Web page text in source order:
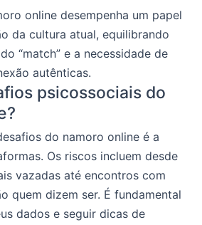
online desempenha um papel
da cultura atual, equilibrando
“match” e a necessidade de
autênticas.
psicossociais do
do namoro online é a
Os riscos incluem desde
vazadas até encontros com
quem dizem ser. É fundamental
dados e seguir dicas de